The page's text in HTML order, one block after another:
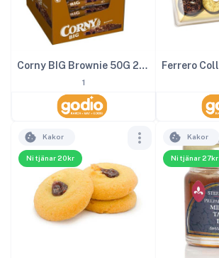
Corny BIG Brownie 50G 24st
1
Ni tjänar 20kr
Kakor
Ni tjänar 27kr
Kakor